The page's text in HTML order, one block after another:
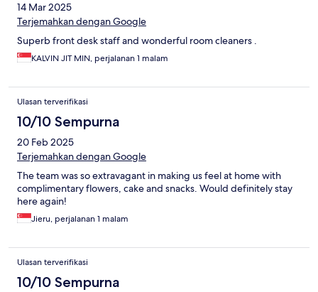
14 Mar 2025
Terjemahkan dengan Google
Superb front desk staff and wonderful room cleaners .
KALVIN JIT MIN, perjalanan 1 malam
Ulasan terverifikasi
10/10 Sempurna
20 Feb 2025
Terjemahkan dengan Google
The team was so extravagant in making us feel at home with
complimentary flowers, cake and snacks. Would definitely stay
here again!
Jieru, perjalanan 1 malam
Ulasan terverifikasi
10/10 Sempurna